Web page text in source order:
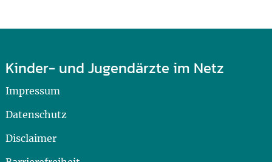
Kinder- und Jugendärzte im Netz
Impressum
Datenschutz
Disclaimer